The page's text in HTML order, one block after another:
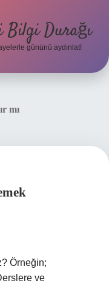
Bilgi Durağı
gününü aydınlat!
mı
Örneğin;
ve